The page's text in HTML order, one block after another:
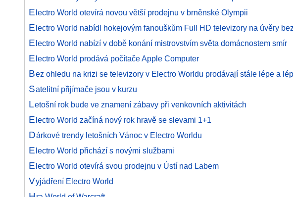
Electro World otevírá novou větší prodejnu v brněnské Olympii
Electro World nabídl hokejovým fanouškům Full HD televizory na úvěry
Electro World nabízí v době konání mistrovstvím světa domácnostem smír
Electro World prodává počítače Apple Computer
Bez ohledu na krizi se televizory v Electro Worldu prodávají stále lépe a
Satelitní přijímače jsou v kurzu
Letošní rok bude ve znamení zábavy při venkovních aktivitách
Electro World začíná nový rok hravě se slevami 1+1
Dárkové trendy letošních Vánoc v Electro Worldu
Electro World přichází s novými službami
Electro World otevírá svou prodejnu v Ústí nad Labem
Vyjádření Electro World